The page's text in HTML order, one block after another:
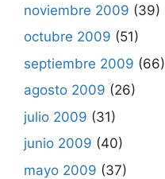
noviembre 2009 (39)
octubre 2009 (51)
septiembre 2009 (66)
agosto 2009 (26)
julio 2009 (31)
junio 2009 (40)
mayo 2009 (37)